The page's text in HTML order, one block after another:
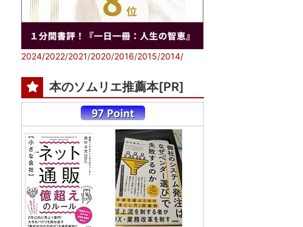
2024/2022/2021/2020/2016/2015/2014/
本のソムリエ推薦本[PR]